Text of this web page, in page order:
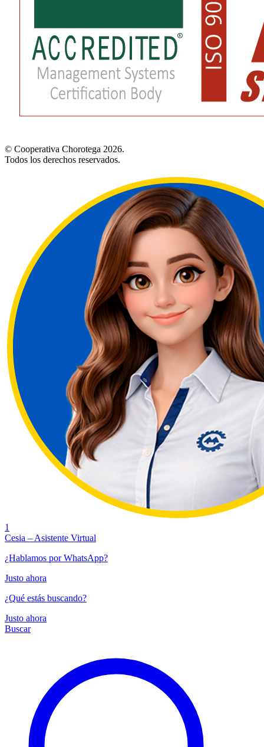
© Cooperativa Chorotega 2026.
Todos los derechos reservados.
1
Cesia – Asistente Virtual
¿Hablamos por WhatsApp?
Justo ahora
¿Qué estás buscando?
Justo ahora
Buscar